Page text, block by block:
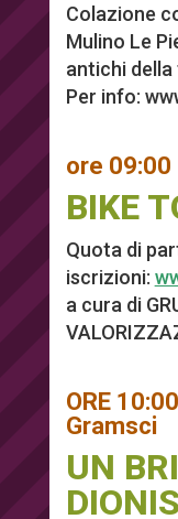
Colazione
Mulino Le
antichi
Per info:
ore 09:00
BIKE
Quota di
iscrizioni:
a cura di
ORE
Gramsci
UN